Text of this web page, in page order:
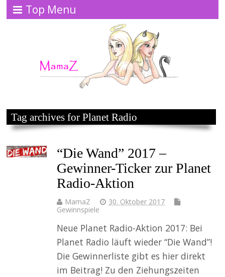
Top Menu
Tag archives for Planet Radio
“Die Wand” 2017 –
Gewinner-Ticker zur Planet
Radio-Aktion
MamaZ
30. Oktober 2017
Gewinnspiele
Neue Planet Radio-Aktion 2017: Bei
Planet Radio läuft wieder “Die Wand”!
Die Gewinnerliste gibt es hier direkt
im Beitrag! Zu den Ziehungszeiten